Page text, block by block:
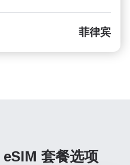
菲律宾
eSIM 套餐选项